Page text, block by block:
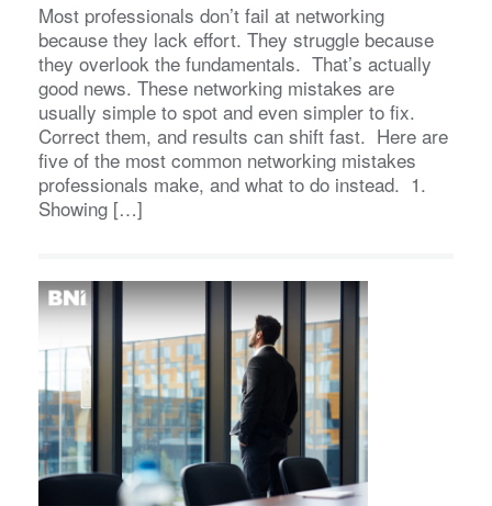
Most professionals don’t fail at networking
because they lack effort. They struggle because
they overlook the fundamentals. That’s actually
good news. These networking mistakes are
usually simple to spot and even simpler to fix.
Correct them, and results can shift fast. Here are
five of the most common networking mistakes
professionals make, and what to do instead. 1.
Showing […]